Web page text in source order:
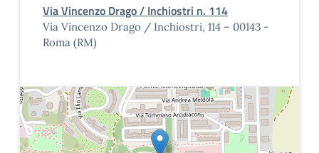
Via Vincenzo Drago / Inchiostri n. 114
Via Vincenzo Drago / Inchiostri, 114 – 00143 -
Roma (RM)